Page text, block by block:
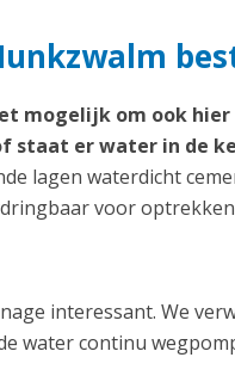
mogelijk om ook
er water in de
lagen waterdicht
voor
interessant. We
water continu